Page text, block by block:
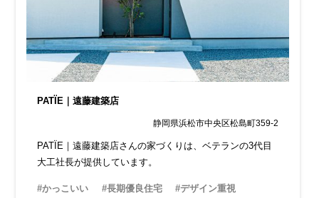
PATÏE｜遠藤建築店
静岡県浜松市中央区松島町359-2
PATÏE｜遠藤建築店さんの家づくりは、ベテランの3代目
大工社長が提供しています。
#かっこいい #長期優良住宅 #デザイン重視